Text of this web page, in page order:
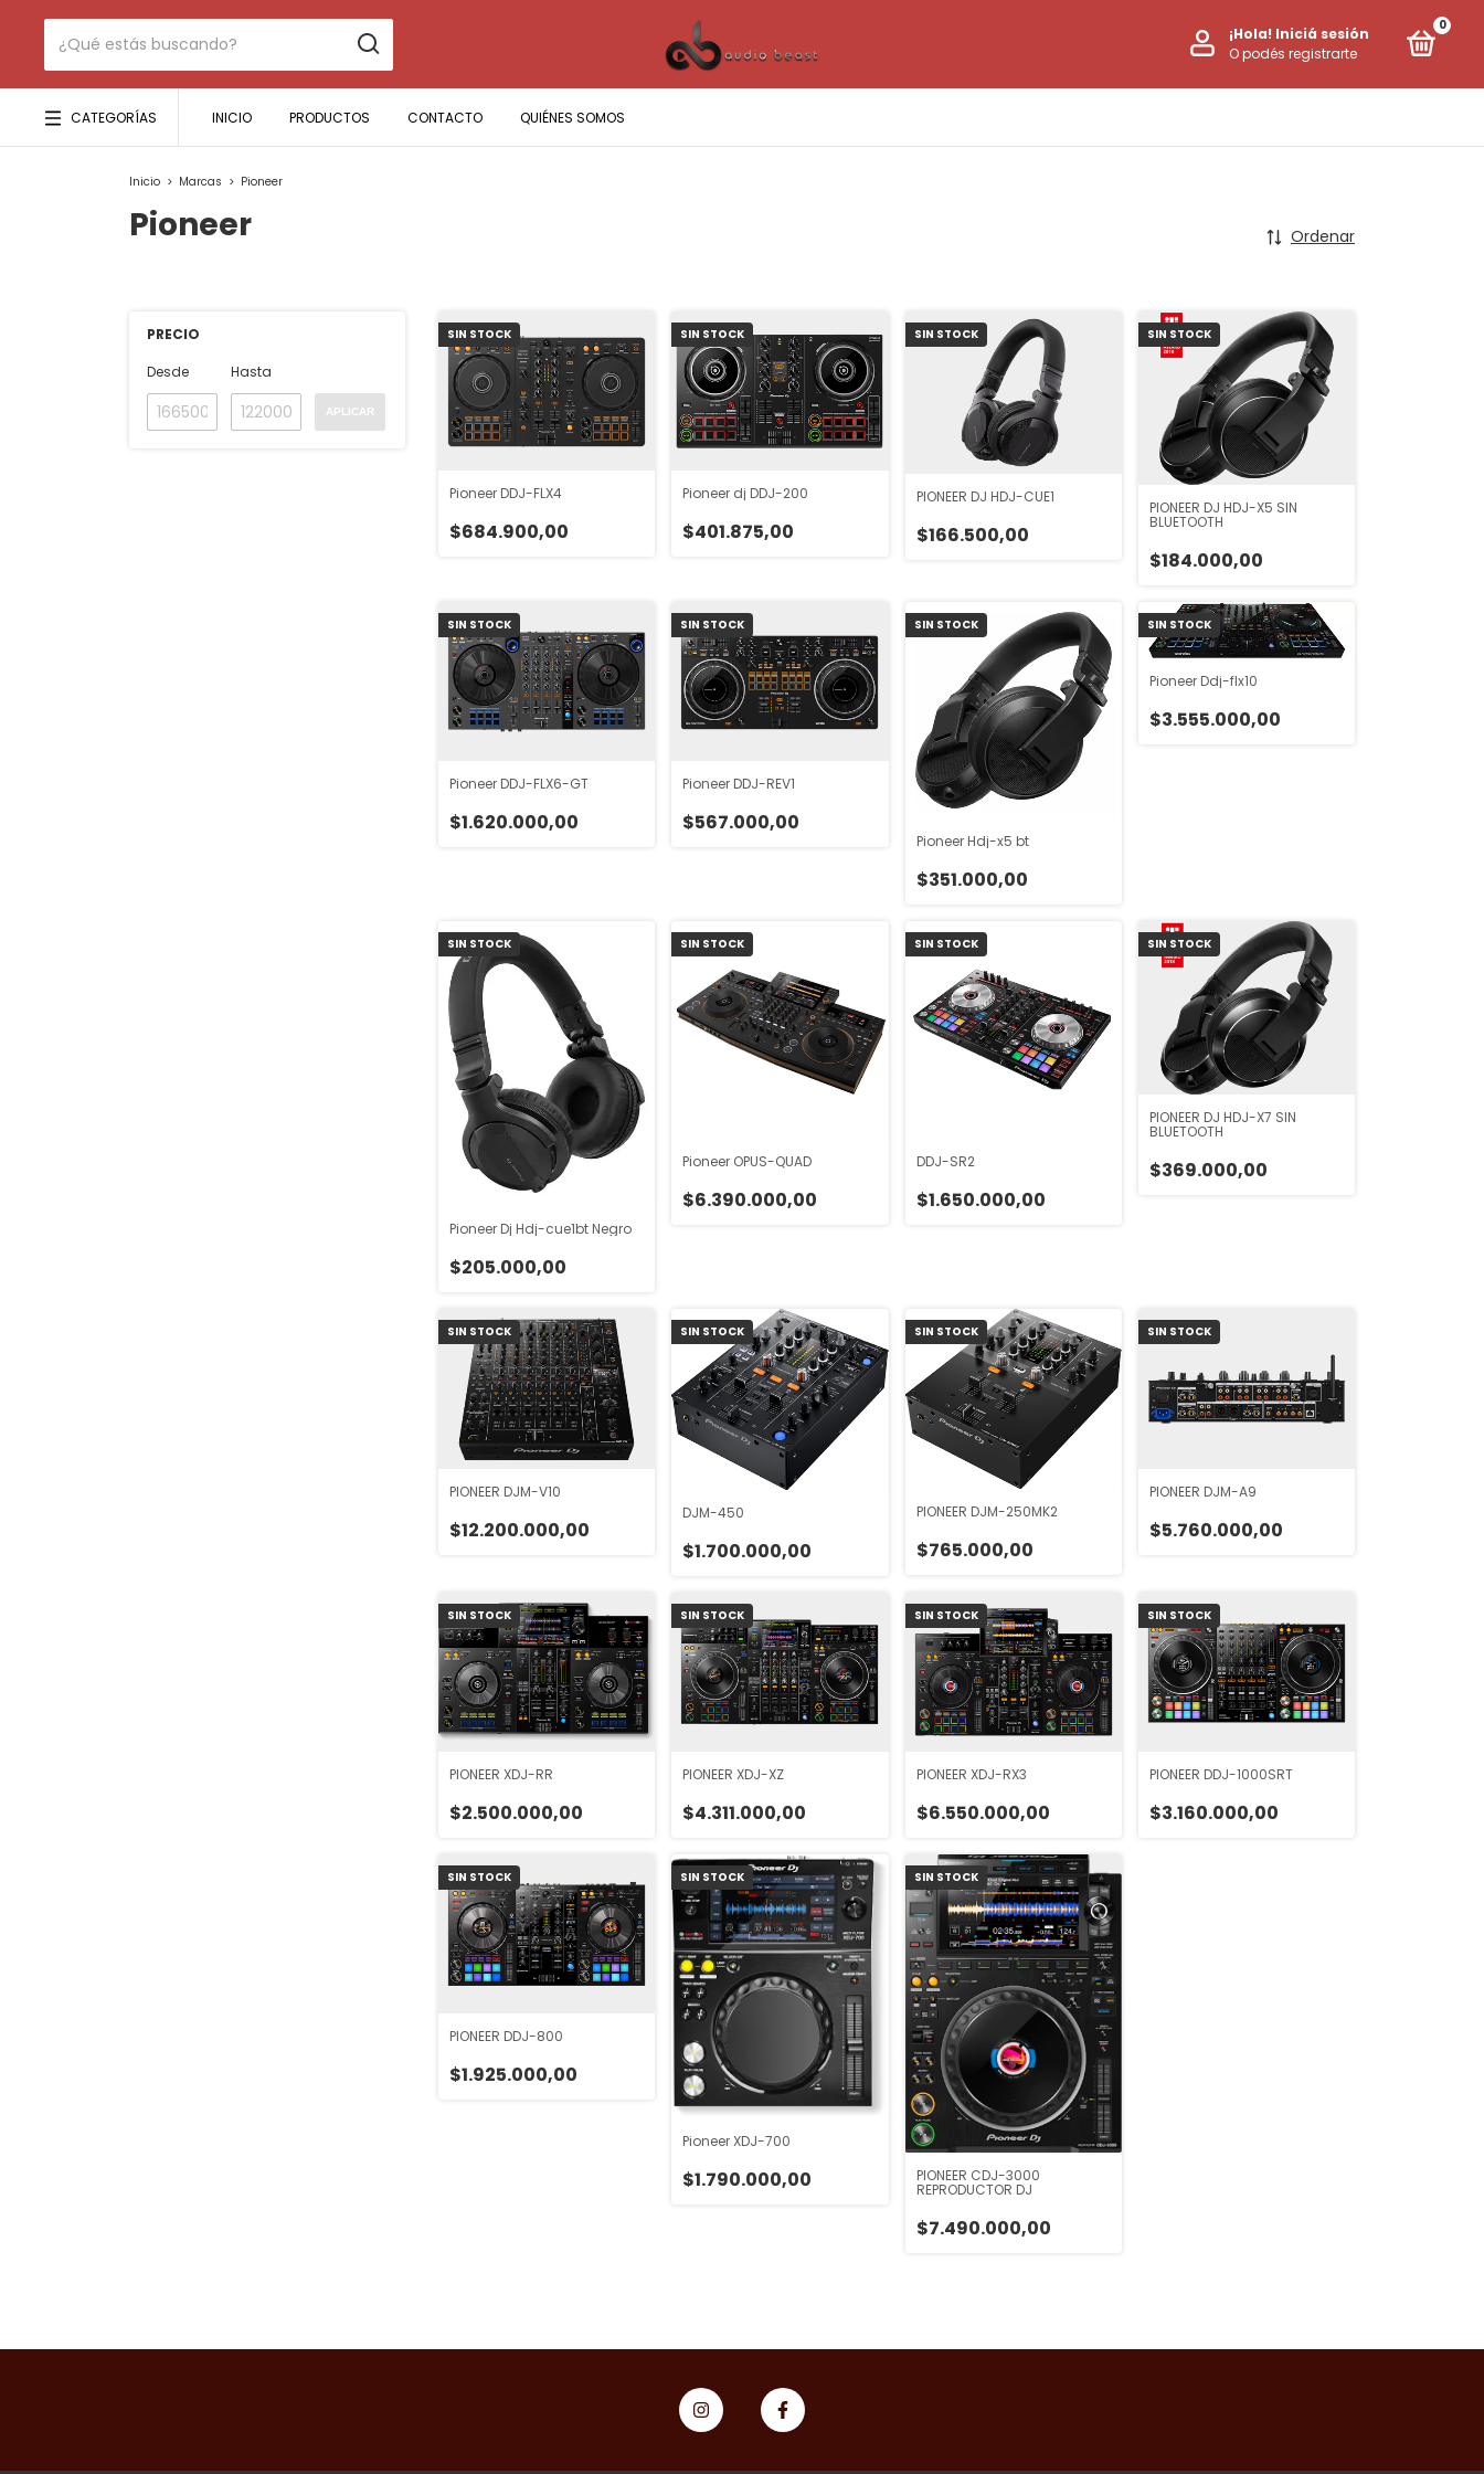
¡Hola! Iniciá sesión
O podés registrarte
0
CATEGORÍAS INICIO PRODUCTOS CONTACTO QUIÉNES SOMOS
Inicio > Marcas > Pioneer
Pioneer Ordenar
PRECIO
Desde
Hasta
APLICAR
SIN STOCK
Pioneer DDJ-FLX4
$684.900,00
SIN STOCK
Pioneer dj DDJ-200
$401.875,00
SIN STOCK
PIONEER DJ HDJ-CUE1
$166.500,00
SIN STOCK
PIONEER DJ HDJ-X5 SIN
BLUETOOTH
$184.000,00
SIN STOCK
Pioneer DDJ-FLX6-GT
$1.620.000,00
SIN STOCK
Pioneer DDJ-REV1
$567.000,00
SIN STOCK
Pioneer Hdj-x5 bt
$351.000,00
SIN STOCK
Pioneer Ddj-flx10
$3.555.000,00
SIN STOCK
Pioneer Dj Hdj-cue1bt Negro
$205.000,00
SIN STOCK
Pioneer OPUS-QUAD
$6.390.000,00
SIN STOCK
DDJ-SR2
$1.650.000,00
SIN STOCK
PIONEER DJ HDJ-X7 SIN
BLUETOOTH
$369.000,00
SIN STOCK
PIONEER DJM-V10
$12.200.000,00
SIN STOCK
DJM-450
$1.700.000,00
SIN STOCK
PIONEER DJM-250MK2
$765.000,00
SIN STOCK
PIONEER DJM-A9
$5.760.000,00
SIN STOCK
PIONEER XDJ-RR
$2.500.000,00
SIN STOCK
PIONEER XDJ-XZ
$4.311.000,00
SIN STOCK
PIONEER XDJ-RX3
$6.550.000,00
SIN STOCK
PIONEER DDJ-1000SRT
$3.160.000,00
SIN STOCK
PIONEER DDJ-800
$1.925.000,00
SIN STOCK
Pioneer XDJ-700
$1.790.000,00
SIN STOCK
PIONEER CDJ-3000
REPRODUCTOR DJ
$7.490.000,00